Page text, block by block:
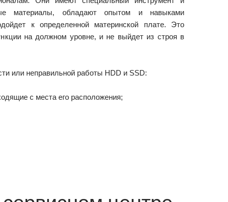
материалы, обладают опытом и навыками
к определенной материнской плате. Это
на должном уровне, и не выйдет из строя в
или неправильной работы HDD и SSD:
с места его расположения;